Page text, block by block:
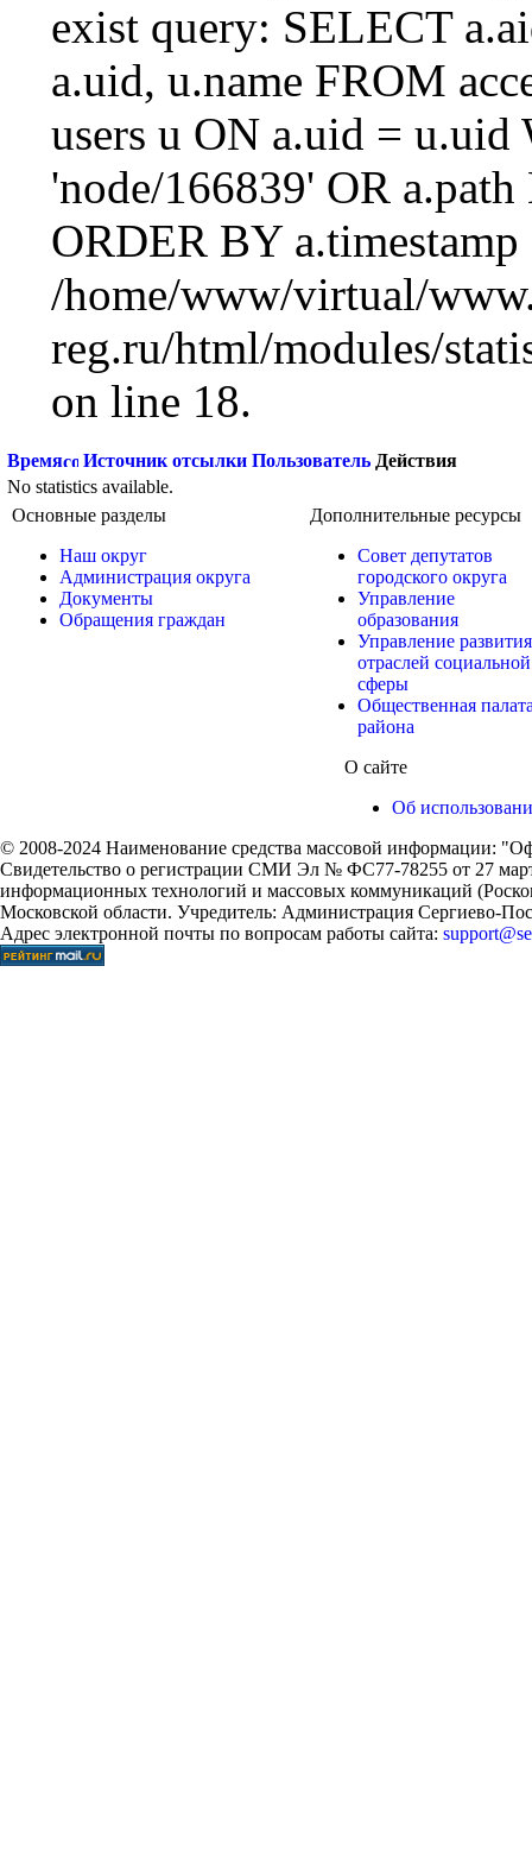
exist query: SELECT
a.uid, u.name FROM
users u ON a.uid = u.uid
'node/166839' OR
ORDER BY
/home/www/virtual/
reg.ru/html/modules/
on line 18.
Время Источник отсылки Пользователь Действия
No statistics available.
Основные разделы
Наш округ
Администрация округа
Документы
Обращения граждан
Дополнительные ресурсы
Совет депутатов
городского округа
Управление
образования
Управление развития
отраслей социальной
сферы
Общественная
района
О сайте
Об
© 2008-2024 Наименование средства массовой информации:
Свидетельство о регистрации СМИ Эл № ФС77-78255 от 27
информационных технологий и массовых коммуникаций
Московской области. Учредитель: Администрация Сергиево-
Адрес электронной почты по вопросам работы сайта: